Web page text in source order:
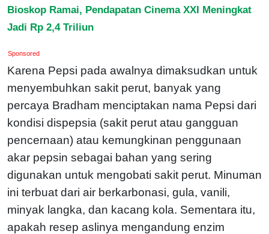
Bioskop Ramai, Pendapatan Cinema XXI Meningkat
Jadi Rp 2,4 Triliun
Sponsored
Karena Pepsi pada awalnya dimaksudkan untuk
menyembuhkan sakit perut, banyak yang
percaya Bradham menciptakan nama Pepsi dari
kondisi dispepsia (sakit perut atau gangguan
pencernaan) atau kemungkinan penggunaan
akar pepsin sebagai bahan yang sering
digunakan untuk mengobati sakit perut. Minuman
ini terbuat dari air berkarbonasi, gula, vanili,
minyak langka, dan kacang kola. Sementara itu,
apakah resep aslinya mengandung enzim